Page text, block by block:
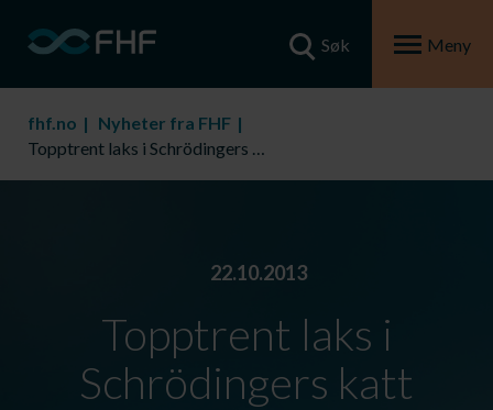
Søk Meny
fhf.no
Nyheter fra FHF
Topptrent laks i Schrödingers katt
22.10.2013
Topptrent laks i
Schrödingers katt